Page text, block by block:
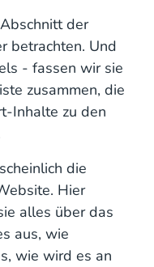
der
betrachten. Und
- fassen wir sie
zusammen, die
Inhalte zu den
die
Hier
alles über das
aus, wie
wie wird es an